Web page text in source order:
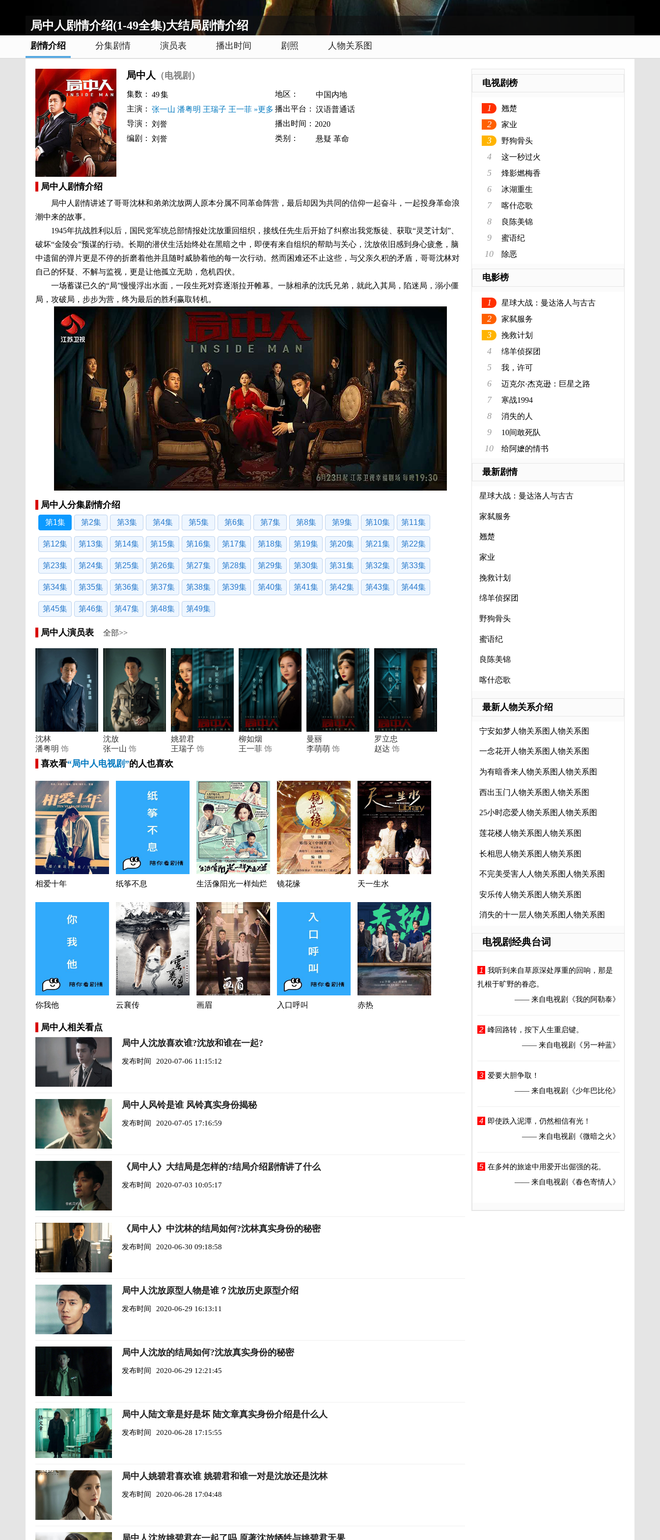
局中人剧情介绍(1-49全集)大结局剧情介绍
剧情介绍 分集剧情 演员表 播出时间 剧照 人物关系图
局中人 （电视剧）
集数： 49集 地区：
中国内地
主演： 张一山 潘粤明 王瑞子 王一菲 »更多 播出平台： 汉语普通话
导演： 刘誉 播出时间： 2020
编剧： 刘誉 类别： 悬疑 革命
局中人剧情介绍
局中人剧情讲述了哥哥沈林和弟弟沈放两人原本分属不同革命阵营，最后却因为共同的信仰一起奋斗，一起投身革命浪
潮中来的故事。
1945年抗战胜利以后，国民党军统总部情报处沈放重回组织，接线任先生后开始了纠察出我党叛徒、获取“灵芝计划”、
破坏“金陵会”预谋的行动。长期的潜伏生活始终处在黑暗之中，即便有来自组织的帮助与关心，沈放依旧感到身心疲惫，脑
中遗留的弹片更是不停的折磨着他并且随时威胁着他的每一次行动。然而困难还不止这些，与父亲久积的矛盾，哥哥沈林对
自己的怀疑、不解与监视，更是让他孤立无助，危机四伏。
一场蓄谋已久的“局”慢慢浮出水面，一段生死对弈逐渐拉开帷幕。一脉相承的沈氏兄弟，就此入其局，陷迷局，溺小僵
局，攻破局，步步为营，终为最后的胜利赢取转机。
局中人分集剧情介绍
第1集 第2集 第3集 第4集 第5集 第6集 第7集 第8集 第9集 第10集 第11集
第12集 第13集 第14集 第15集 第16集 第17集 第18集 第19集 第20集 第21集 第22集
第23集 第24集 第25集 第26集 第27集 第28集 第29集 第30集 第31集 第32集 第33集
第34集 第35集 第36集 第37集 第38集 第39集 第40集 第41集 第42集 第43集 第44集
第45集 第46集 第47集 第48集 第49集
局中人演员表 全部>>
沈林
潘粤明 饰
沈放
张一山 饰
姚碧君
王瑞子 饰
柳如烟
王一菲 饰
曼丽
李萌萌 饰
罗立忠
赵达 饰
喜欢看“局中人电视剧”的人也喜欢
相爱十年 纸筝不息 生活像阳光一样灿烂 镜花缘 天一生水
你我他 云襄传 画眉 入口呼叫 赤热
局中人相关看点
局中人沈放喜欢谁?沈放和谁在一起?
发布时间 2020-07-06 11:15:12
局中人风铃是谁 风铃真实身份揭秘
发布时间 2020-07-05 17:16:59
《局中人》大结局是怎样的?结局介绍剧情讲了什么
发布时间 2020-07-03 10:05:17
《局中人》中沈林的结局如何?沈林真实身份的秘密
发布时间 2020-06-30 09:18:58
局中人沈放原型人物是谁？沈放历史原型介绍
发布时间 2020-06-29 16:13:11
局中人沈放的结局如何?沈放真实身份的秘密
发布时间 2020-06-29 12:21:45
局中人陆文章是好是坏 陆文章真实身份介绍是什么人
发布时间 2020-06-28 17:15:55
局中人姚碧君喜欢谁 姚碧君和谁一对是沈放还是沈林
发布时间 2020-06-28 17:04:48
电视剧榜
1 翘楚
2 家业
3 野狗骨头
4 这一秒过火
5 烽影燃梅香
6 冰湖重生
7 喀什恋歌
8 良陈美锦
9 蜜语纪
10 除恶
电影榜
1 星球大战：曼达洛人与古古
2 家弑服务
3 挽救计划
4 绵羊侦探团
5 我，许可
6 迈克尔·杰克逊：巨星之路
7 寒战1994
8 消失的人
9 10间敢死队
10 给阿嬷的情书
最新剧情
星球大战：曼达洛人与古古
家弑服务
翘楚
家业
挽救计划
绵羊侦探团
野狗骨头
蜜语纪
良陈美锦
喀什恋歌
最新人物关系介绍
宁安如梦人物关系图人物关系图
一念花开人物关系图人物关系图
为有暗香来人物关系图人物关系图
西出玉门人物关系图人物关系图
25小时恋爱人物关系图人物关系图
莲花楼人物关系图人物关系图
长相思人物关系图人物关系图
不完美受害人人物关系图人物关系图
安乐传人物关系图人物关系图
消失的十一层人物关系图人物关系图
电视剧经典台词
1
我听到来自草原深处厚重的回响，那是
扎根于旷野的眷恋。
—— 来自电视剧
《我的阿勒泰》
2 峰回路转，按下人生重启键。
—— 来自电视剧
《另一种蓝》
3
爱要大胆争取！
—— 来自电视剧
《少年巴比伦》
4
即使跌入泥潭，仍然相信有光！
—— 来自电视剧
《微暗之火》
5 在多舛的旅途中用爱开出倔强的花。
—— 来自电视剧
《春色寄情人》